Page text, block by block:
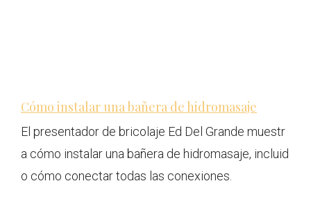
Cómo instalar una bañera de hidromasaje
El presentador de bricolaje Ed Del Grande muestr
a cómo instalar una bañera de hidromasaje, incluid
o cómo conectar todas las conexiones.